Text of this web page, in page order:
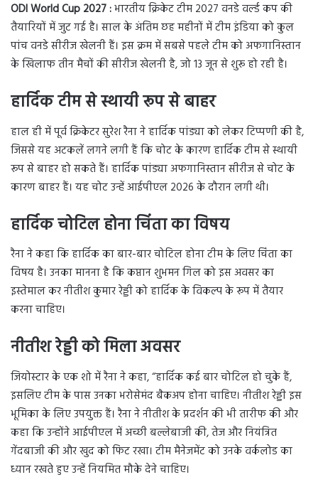
ODI World Cup 2027 :भारतीय क्रिकेट टीम 2027 वनडे वर्ल्ड कप की
तैयारियों में जुट गई है। साल के अंतिम छह महीनों में टीम इंडिया को कुल
पांच वनडे सीरीज खेलनी हैं। इस क्रम में सबसे पहले टीम को अफगानिस्तान
के खिलाफ तीन मैचों की सीरीज खेलनी है, जो 13 जून से शुरू हो रही है।
हार्दिक टीम से स्थायी रूप से बाहर
हाल ही में पूर्व क्रिकेटर सुरेश रैना ने हार्दिक पांड्या को लेकर टिप्पणी की है,
जिससे यह अटकलें लगने लगी हैं कि चोट के कारण हार्दिक टीम से स्थायी
रूप से बाहर हो सकते हैं। हार्दिक पांड्या अफगानिस्तान सीरीज से चोट के
कारण बाहर हैं। यह चोट उन्हें आईपीएल 2026 के दौरान लगी थी।
हार्दिक चोटिल होना चिंता का विषय
रैना ने कहा कि हार्दिक का बार-बार चोटिल होना टीम के लिए चिंता का
विषय है। उनका मानना है कि कप्तान शुभमन गिल को इस अवसर का
इस्तेमाल कर नीतीश कुमार रेड्डी को हार्दिक के विकल्प के रूप में तैयार
करना चाहिए।
नीतीश रेड्डी को मिला अवसर
जियोस्टार के एक शो में रैना ने कहा, “हार्दिक कई बार चोटिल हो चुके हैं,
इसलिए टीम के पास उनका भरोसेमंद बैकअप होना चाहिए। नीतीश रेड्डी इस
भूमिका के लिए उपयुक्त हैं। रैना ने नीतीश के प्रदर्शन की भी तारीफ की और
कहा कि उन्होंने आईपीएल में अच्छी बल्लेबाजी की, तेज और नियंत्रित
गेंदबाजी की और खुद को फिट रखा। टीम मैनेजमेंट को उनके वर्कलोड का
ध्यान रखते हुए उन्हें नियमित मौके देने चाहिए।